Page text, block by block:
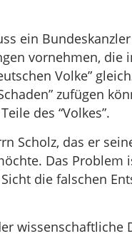
ein
vornehmen, die
Volke”
zufügen
des “Volkes”.
Scholz, das er
Das Problem
die falschen
wissenschaftliche